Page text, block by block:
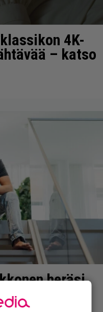
4K-
– katso
heräsi
törkeään